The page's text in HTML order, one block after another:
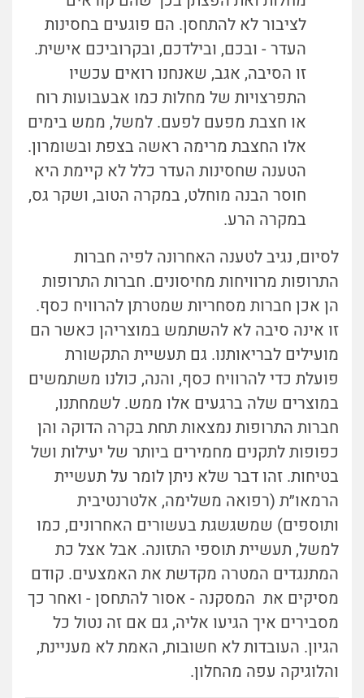
לציבור לא להתחסן. הם פוגעים בחסינות
העדר - ובכם, ובילדכם, ובקרוביכם אישית.
זו הסיבה, אגב, שאנחנו רואים עכשיו
התפרצויות של מחלות כמו אבעבועות רוח
או חצבת מפעם לפעם. למשל, ממש בימים
אלו החצבת מרימה ראשה בצפת ובשומרון.
הטענה שחסינות העדר כלל לא קיימת היא
חוסר הבנה מוחלט, במקרה הטוב, ושקר גס,
במקרה הרע.
לסיום, נגיב לטענה האחרונה לפיה חברות
התרופות מרוויחות מחיסונים. חברות התרופות
הן אכן חברות מסחריות שמטרתן להרוויח כסף.
זו אינה סיבה לא להשתמש במוצריהן כאשר הם
מועילים לבריאותנו. גם תעשיית התקשורת
פועלת כדי להרוויח כסף, והנה, כולנו משתמשים
במוצרים שלה ברגעים אלו ממש. לשמחתנו,
חברות התרופות נמצאות תחת בקרה הדוקה והן
כפופות לתקנים מחמירים ביותר של יעילות ושל
בטיחות. זהו דבר שלא ניתן לומר על תעשיית
הרמאו״ת (רפואה משלימה, אלטרנטיבית
ותוספים) שמשגשגת בעשורים האחרונים, כמו
למשל, תעשיית תוספי התזונה. אבל אצל כת
המתנגדים המטרה מקדשת את האמצעים. קודם
מסיקים את המסקנה - אסור להתחסן - ואחר כך
מסבירים איך הגיעו אליה, גם אם זה נטול כל
הגיון. העובדות לא חשובות, האמת לא מעניינת,
והלוגיקה עפה מהחלון.